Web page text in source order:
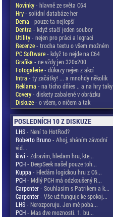
Novinky- hlavně ze světa C64
Hry- solidní databáze her
Dema - pouze ta nejlepší
Dentra - když stačí jeden soubor
Utility- nejen pro práci a legraci
Recenze- trocha textu o všem možném
PC Software- když to nejde na C64
Grafika - ne vždy jen 320x200
Fotogalerie- důkazy nejen z akcí
Intra - ty začátky! ... a mnohdy několik
Reklama - na ticho dňies .. a na hry taky
Covery- diskety zabalené v obrázku
Diskuze- o všem, o ničem a tak
POSLEDNÍCH 10 Z DISKUZE
LHS- Není to HotRod?
Roberto Bruno- Ahoj, sháním závodní
vid...
kiwi - Zdravim, hledam hru, kte...
PCH- DeepSeek našel pouze toh...
Kuppa - Hledám logickou hru z C6...
PCH- Mdlý PCH má odzkoušený R...
Carpenter- Souhlasím s Patrikem a k...
Carpenter- Vše už funguje ke spokoj...
LHS- Nerozporuju. Jen mě poba...
PCH- Mas dve moznosti. 1. bu...